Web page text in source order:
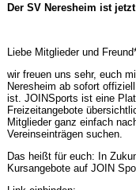
Der SV Neresheim ist
Liebe Mitglieder und
wir freuen uns sehr, euch
Neresheim ab sofort
ist. JOINSports ist eine
Freizeitangebote
Mitglieder ganz einfach
Vereinseinträgen suchen.
Das heißt für euch: In
Kursangebote auf JOIN